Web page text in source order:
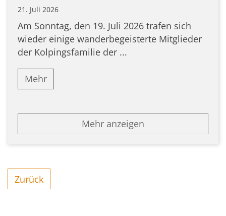
21. Juli 2026
Am Sonntag, den 19. Juli 2026 trafen sich
wieder einige wanderbegeisterte Mitglieder
der Kolpingsfamilie der ...
Mehr
Mehr anzeigen
Zurück